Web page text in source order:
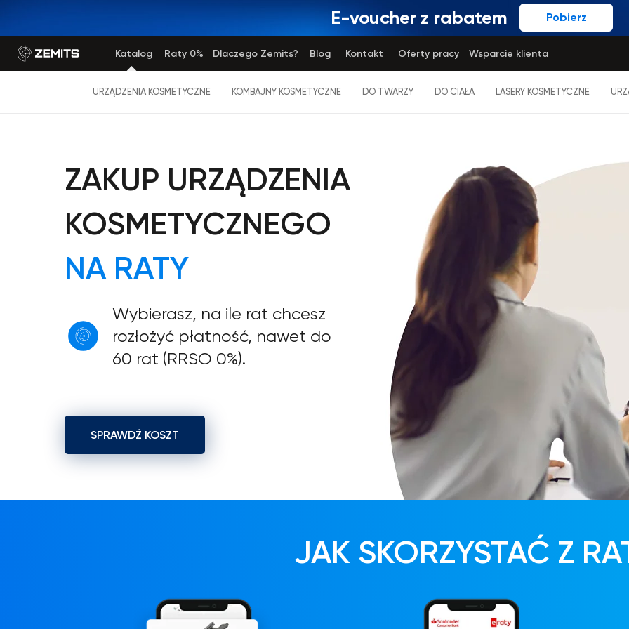
Pobierz
E-voucher z rabatem
Katalog Blog
Raty 0% Dlaczego Zemits? Kontakt Oferty pracy Wsparcie klienta
URZĄDZENIA KOSMETYCZNE KOMBAJNY KOSMETYCZNE DO TWARZY DO CIAŁA LASERY KOSMETYCZNE
ZAKUP URZĄDZENIA
KOSMETYCZNEGO
NA RATY
Wybierasz, na ile rat chcesz
rozłożyć płatność, nawet do
60 rat (RRSO 0%).
SPRAWDŹ KOSZT
JAK SKORZYSTAĆ Z